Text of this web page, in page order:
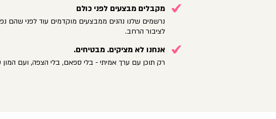
מקבלים מבצעים לפני כולם
נרשמים שלנו נהנים ממבצעים מוקדמים עוד לפני שהם
לציבור הרחב.
אנחנו לא מציקים. מבטיחים.
רק תוכן עם ערך אמיתי - בלי ספאם, בלי הצפה, ועם המון